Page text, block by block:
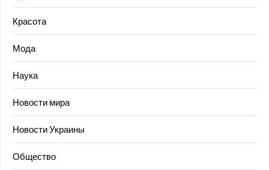
Красота
Мода
Наука
Новости мира
Новости Украины
Общество